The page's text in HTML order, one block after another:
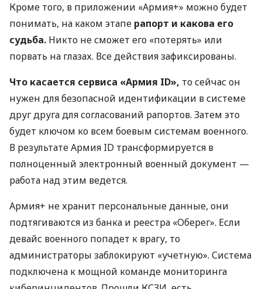
Кроме того, в приложении «Армия+» можно будет
понимать, на каком этапе рапорт и какова его
судьба. Никто не сможет его «потерять» или
порвать на глазах. Все действия зафиксированы.
Что касается сервиса «Армия ID», то сейчас он
нужен для безопасной идентификации в системе
друг друга для согласований рапортов. Затем это
будет ключом ко всем боевым системам военного.
В результате Армия ID трансформируется в
полноценный электронный военный документ —
работа над этим ведется.
Армия+ не хранит персональные данные, они
подтягиваются из банка и реестра «Оберег». Если
девайс военного попадет к врагу, то
администраторы заблокируют «учетную». Система
подключена к мощной команде мониторинга